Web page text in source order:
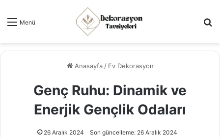
Menü
Anasayfa / Ev Dekorasyon
Genç Ruhu: Dinamik ve
Enerjik Gençlik Odaları
26 Aralık 2024 Son güncelleme: 26 Aralık 2024